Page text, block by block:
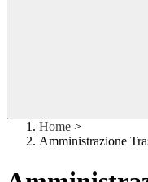
Home >
Amministrazione